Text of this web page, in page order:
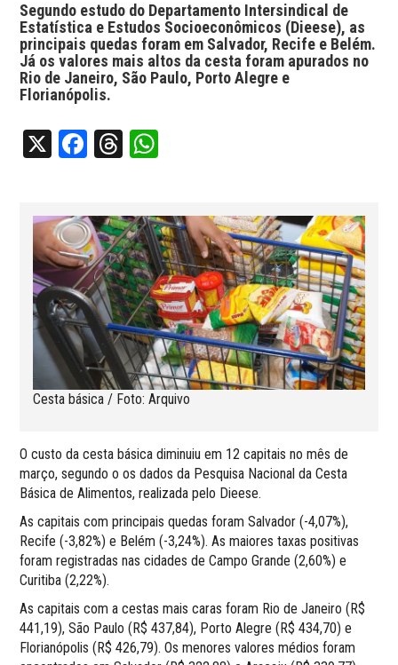
Segundo estudo do Departamento Intersindical de
Estatística e Estudos Socioeconômicos (Dieese), as
principais quedas foram em Salvador, Recife e Belém.
Já os valores mais altos da cesta foram apurados no
Rio de Janeiro, São Paulo, Porto Alegre e
Florianópolis.
X Facebook
Threads
Cesta básica / Foto: Arquivo
O custo da cesta básica diminuiu em 12 capitais no mês de
março, segundo o os dados da Pesquisa Nacional da Cesta
Básica de Alimentos, realizada pelo Dieese.
As capitais com principais quedas foram Salvador (-4,07%),
Recife (-3,82%) e Belém (-3,24%). As maiores taxas positivas
foram registradas nas cidades de Campo Grande (2,60%) e
Curitiba (2,22%).
As capitais com a cestas mais caras foram Rio de Janeiro (R$
441,19), São Paulo (R$ 437,84), Porto Alegre (R$ 434,70) e
Florianópolis (R$ 426,79). Os menores valores médios foram